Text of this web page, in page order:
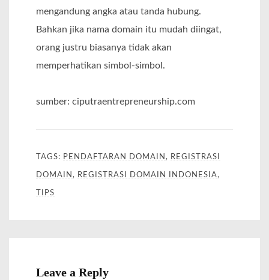
mengandung angka atau tanda hubung.
Bahkan jika nama domain itu mudah diingat,
orang justru biasanya tidak akan
memperhatikan simbol-simbol.
sumber: ciputraentrepreneurship.com
TAGS: PENDAFTARAN DOMAIN , REGISTRASI
DOMAIN , REGISTRASI DOMAIN INDONESIA,
TIPS
Leave a Reply